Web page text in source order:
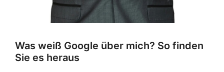
Was weiß Google über mich? So finden
Sie es heraus